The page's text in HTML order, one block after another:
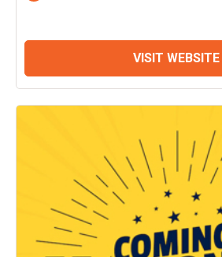
VISIT WEBSITE